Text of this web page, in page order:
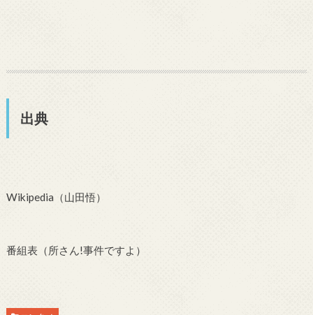
出典
Wikipedia（山田悟）
番組表（所さん!事件ですよ）